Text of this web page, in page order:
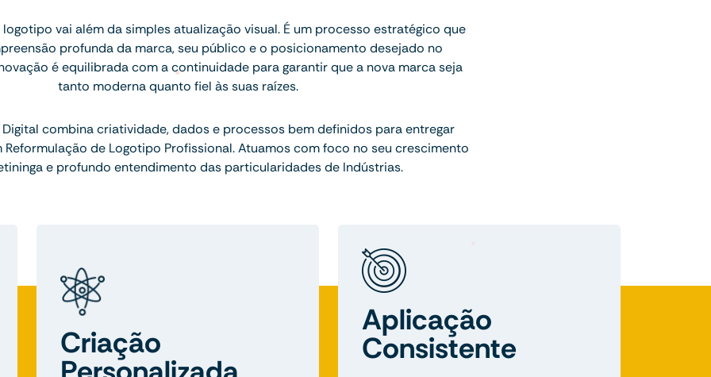
vai além da simples atualização visual. É um processo estratégico que
profunda da marca, seu público e o posicionamento desejado no
é equilibrada com a continuidade para garantir que a nova marca seja
tanto moderna quanto fiel às suas raízes.
Digital combina criatividade, dados e processos bem definidos para entregar
Reformulação de Logotipo Profissional. Atuamos com foco no seu crescimento
e profundo entendimento das particularidades de Indústrias.
Criação
Aplicação
Consistente